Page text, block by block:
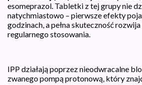
esomeprazol. Tabletki z tej grupy nie
natychmiastowo – pierwsze efekty
godzinach, a pełna skuteczność
regularnego stosowania.
IPP działają poprzez nieodwracalne
zwanego pompą protonową, który